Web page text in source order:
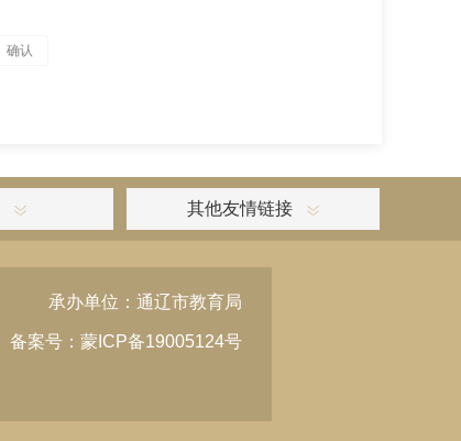
其他友情链接
承办单位：通辽市教育局
备案号：蒙ICP备19005124号